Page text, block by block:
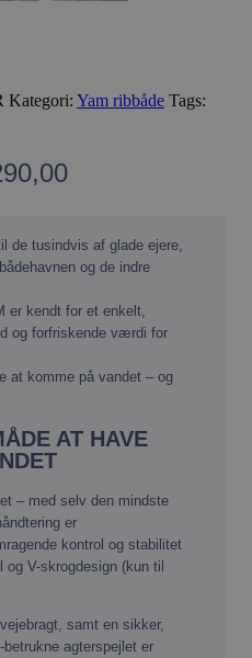
Kategori: Yam ribbåde Tags:
Den
pris
er:
kr. 7.290,00.
de tusindvis af glade ejere,
og de indre
er kendt for et enkelt,
og forfriskende værdi for
at komme på vandet – og
AT HAVE
– med selv den mindste
er
kontrol og stabilitet
V-skrogdesign (kun til
samt en sikker,
agterspejlet er
marinecenter.dk
Automattic
gjoel-